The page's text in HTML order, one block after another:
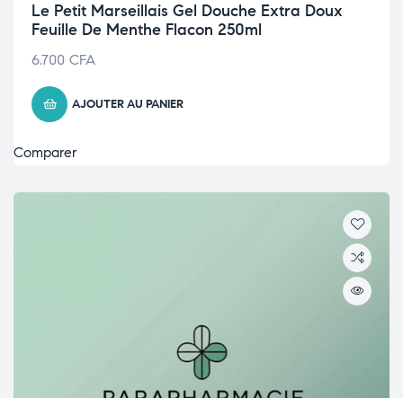
Le Petit Marseillais Gel Douche Extra Doux
Feuille De Menthe Flacon 250ml
6.700 CFA
AJOUTER AU PANIER
Comparer